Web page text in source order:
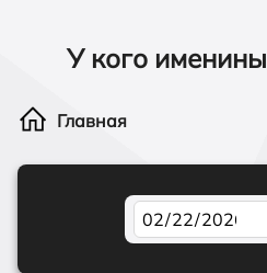
У кого именины